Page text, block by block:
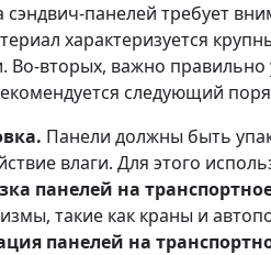
сэндвич-панелей требует
характеризуется
Во-вторых, важно
следующий
Панели должны быть
влаги. Для этого
панелей на
такие как краны и
панелей на